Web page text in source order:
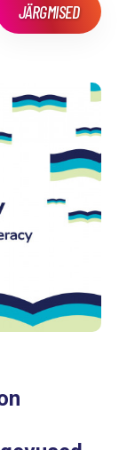
JÄRGMISED